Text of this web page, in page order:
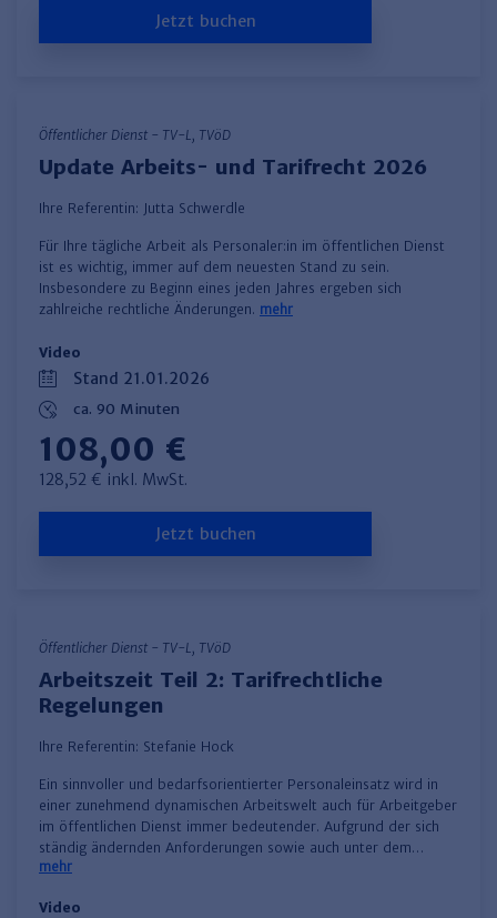
Jetzt buchen
Öffentlicher Dienst - TV-L, TVöD
Update Arbeits- und Tarifrecht 2026
Ihre Referentin: Jutta Schwerdle
Für Ihre tägliche Arbeit als Personaler:in im öffentlichen Dienst
ist es wichtig, immer auf dem neuesten Stand zu sein.
Insbesondere zu Beginn eines jeden Jahres ergeben sich
zahlreiche rechtliche Änderungen. mehr
Video
Stand 21.01.2026
ca. 90 Minuten
108,00 €
128,52 € inkl. MwSt.
Jetzt buchen
Öffentlicher Dienst - TV-L, TVöD
Arbeitszeit Teil 2: Tarifrechtliche
Regelungen
Ihre Referentin: Stefanie Hock
​Ein sinnvoller und bedarfsorientierter Personaleinsatz wird in
einer zunehmend dynamischen Arbeitswelt auch für Arbeitgeber
im öffentlichen Dienst immer bedeutender. Aufgrund der sich
ständig ändernden Anforderungen sowie auch unter dem…
mehr
Video